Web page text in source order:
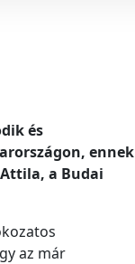
és
ennek
a Budai
az már